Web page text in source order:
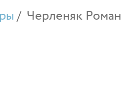
Черленяк Роман